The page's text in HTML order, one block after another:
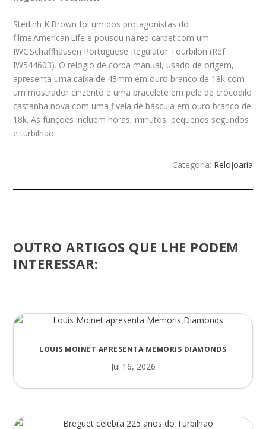
Sterlinh K.Brown foi um dos protagonistas do
filme American Life e pousou na red carpet com um
IWC Schaffhausen Portuguese Regulator Tourbilon (Ref.
IW544603). O relógio de corda manual, usado de origem,
apresenta uma caixa de 43mm em ouro branco de 18k com
um mostrador cinzento e uma bracelete em pele de crocodilo
castanha nova com uma fivela de báscula em ouro branco de
18k. As funções incluem horas, minutos, pequenos segundos
e turbilhão.
Categoria: Relojoaria
OUTRO ARTIGOS QUE LHE PODEM
INTERESSAR:
LOUIS MOINET APRESENTA MEMORIS DIAMONDS
Jul 16, 2026